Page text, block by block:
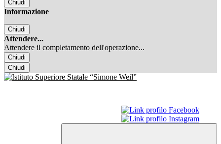
Chiudi
Informazione
Chiudi
Attendere...
Attendere il completamento dell'operazione...
Chiudi
Chiudi